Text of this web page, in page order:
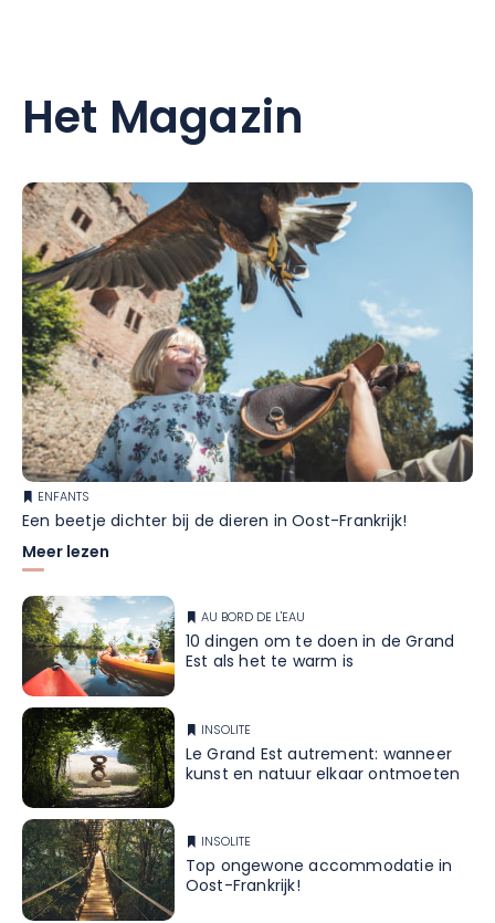
Het Magazin
ENFANTS
Een beetje dichter bij de dieren in Oost-Frankrijk!
Meer lezen
AU BORD DE L'EAU
10 dingen om te doen in de Grand
Est als het te warm is
INSOLITE
Le Grand Est autrement: wanneer
kunst en natuur elkaar ontmoeten
INSOLITE
Top ongewone accommodatie in
Oost-Frankrijk!